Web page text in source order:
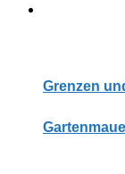
Grenzen